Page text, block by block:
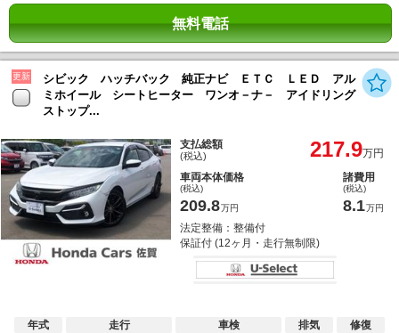
無料電話
更新
シビック ハッチバック 純正ナビ ＥＴＣ ＬＥＤ アル
ミホイール シートヒーター ワンオ－ナ－ アイドリング
ストップ...
支払総額
(税込) 217.9万円
車両本体価格
(税込)
209.8万円
諸費用
(税込)
8.1万円
法定整備：整備付
保証付 (12ヶ月・走行無制限)
年式
走行
車検
排気
修復